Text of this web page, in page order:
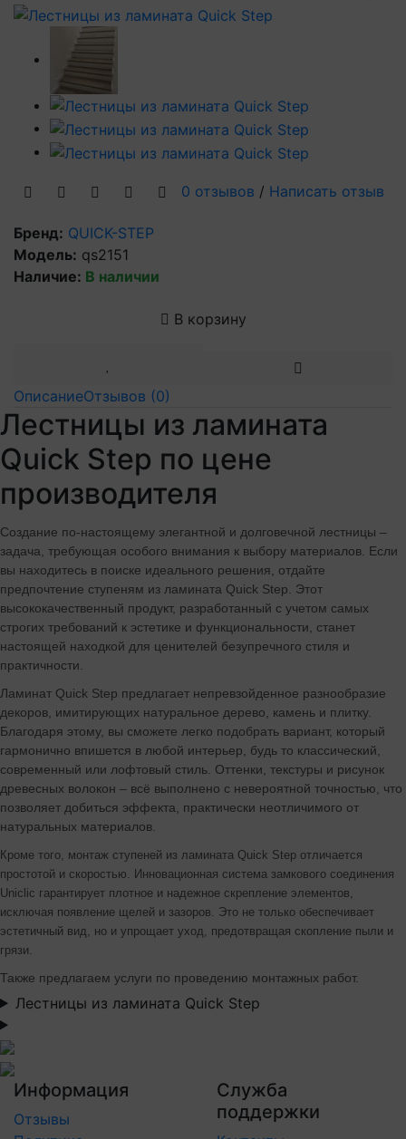
0 отзывов / Написать отзыв
Бренд: QUICK-STEP
Модель: qs2151
Наличие: В наличии
В корзину
ОписаниеОтзывов (0)
Лестницы из ламината
Quick Step по цене
производителя
Создание по-настоящему элегантной и долговечной лестницы –
задача, требующая особого внимания к выбору материалов. Если
вы находитесь в поиске идеального решения, отдайте
предпочтение ступеням из ламината Quick Step. Этот
высококачественный продукт, разработанный с учетом самых
строгих требований к эстетике и функциональности, станет
настоящей находкой для ценителей безупречного стиля и
практичности.
Ламинат Quick Step предлагает непревзойденное разнообразие
декоров, имитирующих натуральное дерево, камень и плитку.
Благодаря этому, вы сможете легко подобрать вариант, который
гармонично впишется в любой интерьер, будь то классический,
современный или лофтовый стиль. Оттенки, текстуры и рисунок
древесных волокон – всё выполнено с невероятной точностью, что
позволяет добиться эффекта, практически неотличимого от
натуральных материалов.
Кроме того, монтаж ступеней из ламината Quick Step отличается
простотой и скоростью. Инновационная система замкового соединения
Uniclic гарантирует плотное и надежное скрепление элементов,
исключая появление щелей и зазоров. Это не только обеспечивает
эстетичный вид, но и упрощает уход, предотвращая скопление пыли и
грязи.
Также предлагаем услуги по проведению монтажных работ.
Лестницы из ламината Quick Step
Информация
Отзывы
Служба
поддержки